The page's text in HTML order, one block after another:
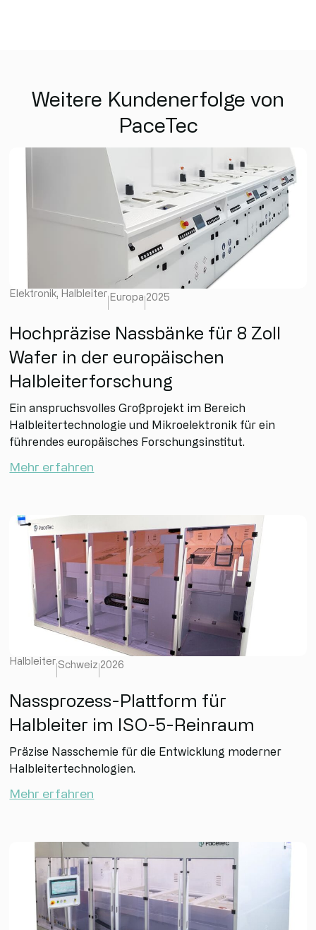
Weitere Kundenerfolge von
PaceTec
Elektronik, Halbleiter Europa 2025
Hochpräzise Nassbänke für 8 Zoll
Wafer in der europäischen
Halbleiterforschung
Ein anspruchsvolles Großprojekt im Bereich
Halbleitertechnologie und Mikroelektronik für ein
führendes europäisches Forschungsinstitut.
Mehr erfahren
Halbleiter Schweiz 2026
Nassprozess-Plattform für
Halbleiter im ISO-5-Reinraum
Präzise Nasschemie für die Entwicklung moderner
Halbleitertechnologien.
Mehr erfahren